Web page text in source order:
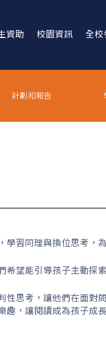
資助 校園資訊 全校
計劃和報告
習同理與換位思考，
望能引導孩子主動探
思考，讓他們在面對
，讓閱讀成為孩子成